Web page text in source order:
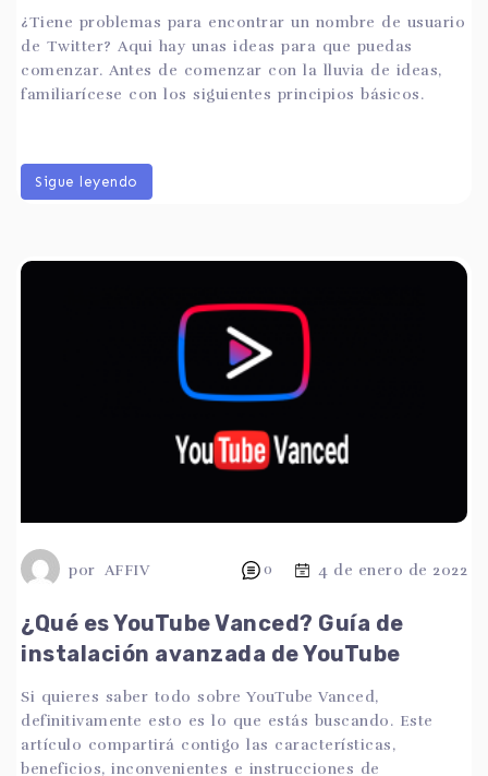
¿Tiene problemas para encontrar un nombre de usuario
de Twitter? Aqui hay unas ideas para que puedas
comenzar. Antes de comenzar con la lluvia de ideas,
familiarícese con los siguientes principios básicos.
Sigue leyendo
por AFFIV 0 4 de enero de 2022
¿Qué es YouTube Vanced? Guía de
instalación avanzada de YouTube
Si quieres saber todo sobre YouTube Vanced,
definitivamente esto es lo que estás buscando. Este
artículo compartirá contigo las características,
beneficios, inconvenientes e instrucciones de